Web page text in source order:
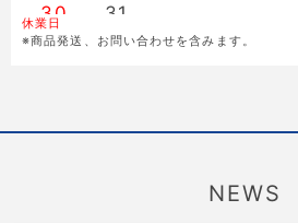
30 31
休業日
※商品発送、お問い合わせを含みます。
NEWS